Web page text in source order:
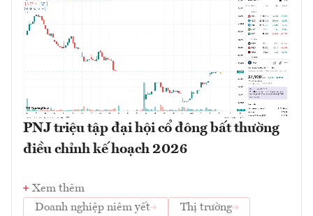
PNJ triệu tập đại hội cổ đông bất thường
điều chỉnh kế hoạch 2026
Xem thêm
Doanh nghiệp niêm yết
Thị trường